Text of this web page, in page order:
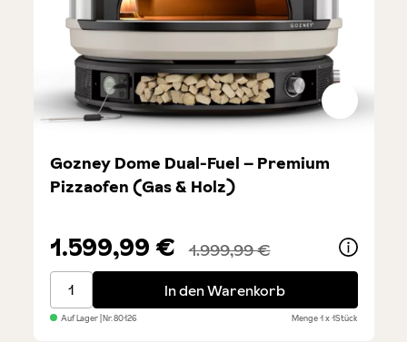
Gozney Dome Dual-Fuel – Premium
Pizzaofen (Gas & Holz)
1.599,99 € 1.999,99 €
Gozney Dome Dual-Fuel – Premium Pizzaofen (Gas
In den Warenkorb
Auf Lager| Nr.80126 Menge1 x 1Stück